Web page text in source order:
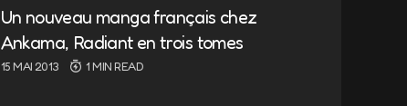
Un nouveau manga français chez
Ankama, Radiant en trois tomes
15 MAI 2013 1 MIN READ